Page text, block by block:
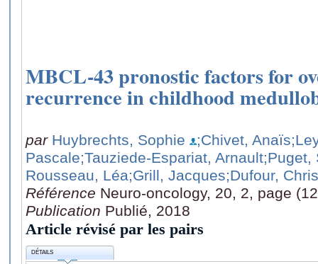
MBCL-43 pronostic factors for
recurrence in childhood
par Huybrechts, Sophie ;Chivet, Anaïs
Pascale;Tauziede-Espariat, Arnault;Puget,
Rousseau, Léa;Grill, Jacques;Dufour,
Référence Neuro-oncology, 20, 2, page
Publication Publié, 2018
Article révisé par les pairs
DÉTAILS